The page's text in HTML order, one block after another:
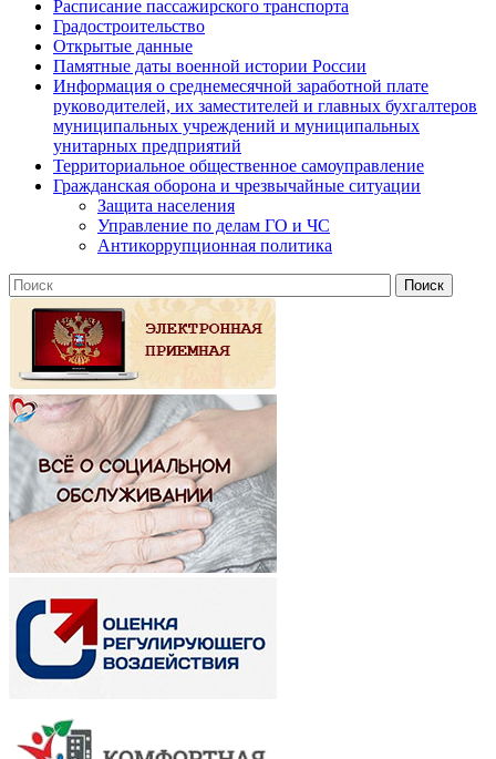
Расписание пассажирского транспорта
Градостроительство
Открытые данные
Памятные даты военной истории России
Информация о среднемесячной заработной плате
руководителей, их заместителей и главных бухгалтеров
муниципальных учреждений и муниципальных
унитарных предприятий
Территориальное общественное самоуправление
Гражданская оборона и чрезвычайные ситуации
Защита населения
Управление по делам ГО и ЧС
Антикоррупционная политика